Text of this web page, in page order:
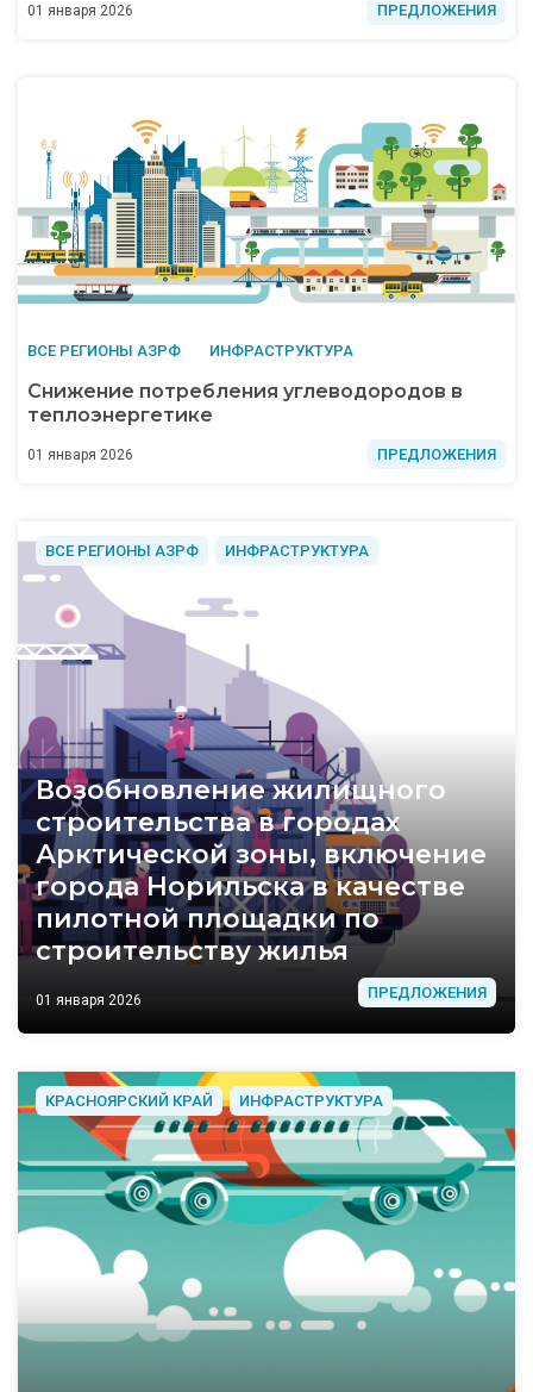
01 января 2026 ПРЕДЛОЖЕНИЯ
ВСЕ РЕГИОНЫ АЗРФ ИНФРАСТРУКТУРА
Снижение потребления углеводородов в
теплоэнергетике
01 января 2026 ПРЕДЛОЖЕНИЯ
Возобновление жилищного
строительства в городах
Арктической зоны, включение
города Норильска в качестве
пилотной площадки по
строительству жилья
01 января 2026
ВСЕ РЕГИОНЫ АЗРФ ИНФРАСТРУКТУРА
ПРЕДЛОЖЕНИЯ
КРАСНОЯРСКИЙ КРАЙ ИНФРАСТРУКТУРА